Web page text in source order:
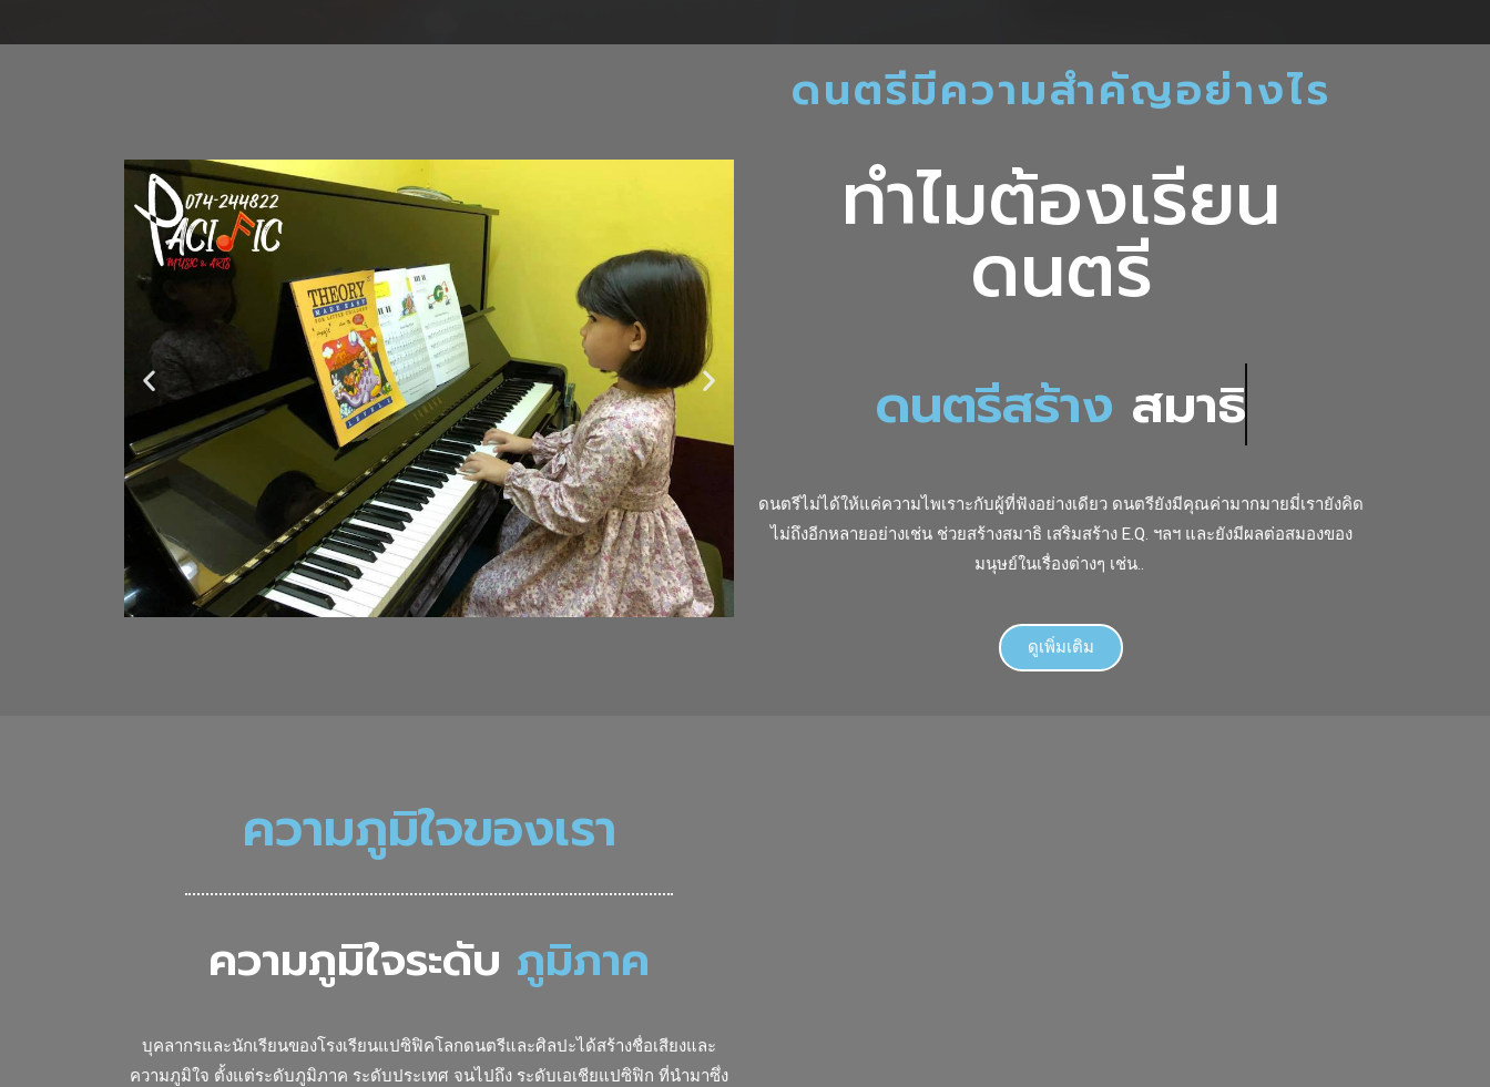
ดนตรีมีความสำคัญอย่างไร
ทำไมต้องเรียน
ดนตรี
ดนตรีสร้าง สมาธิ
ดนตรีไม่ได้ให้แค่ความไพเราะกับผู้ที่ฟังอย่างเดียว ดนตรียังมีคุณค่ามากมายมี่เรายังคิด
ไม่ถึงอีกหลายอย่างเช่น ช่วยสร้างสมาธิ เสริมสร้าง E.Q. ฯลฯ และยังมีผลต่อสมองของ
มนุษย์ในเรื่องต่างๆ เช่น..
ดูเพิ่มเติม
ความภูมิใจของเรา
ความภูมิใจระดับ ภูมิภาค
บุคลากรและนักเรียนของโรงเรียนแปซิฟิคโลกดนตรีและศิลปะได้สร้างชื่อเสียงและ
ความภูมิใจ ตั้งแต่ระดับภูมิภาค ระดับประเทศ จนไปถึง ระดับเอเชียแปซิฟิก ที่นำมาซึ่ง